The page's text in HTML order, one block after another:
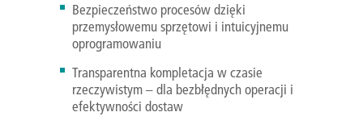
Bezpieczeństwo procesów dzięki
przemysłowemu sprzętowi i intuicyjnemu
oprogramowaniu
Transparentna kompletacja w czasie
rzeczywistym – dla bezbłędnych operacji i
efektywności dostaw